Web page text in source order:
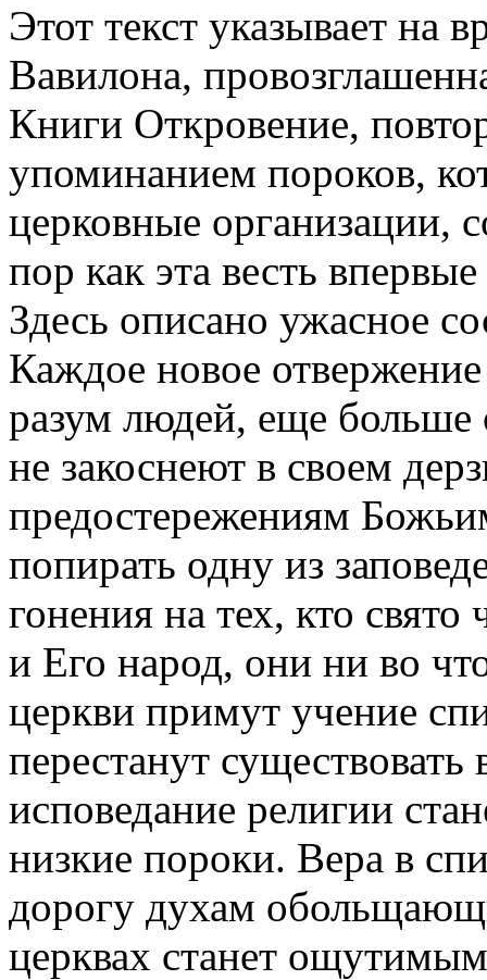
Этот текст указывает на
Вавилона,
Книги Откровение,
упоминанием пороков,
церковные организации,
пор как эта весть
Здесь описано ужасное
Каждое новое
разум людей, еще больше
не закоснеют в своем
предостережениям
попирать одну из
гонения на тех, кто
и Его народ, они ни во
церкви примут учение
перестанут
исповедание религии
низкие пороки. Вера в
дорогу духам
церквах станет